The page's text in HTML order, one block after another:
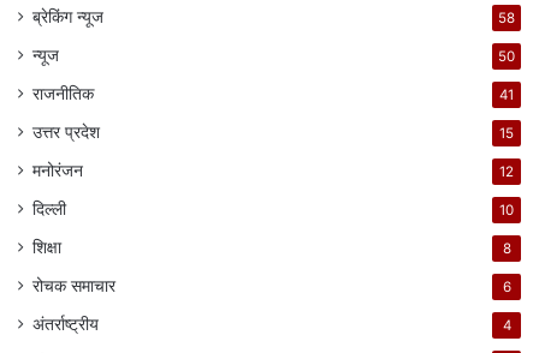
ब्रेकिंग न्यूज 58
न्यूज 50
राजनीतिक 41
उत्तर प्रदेश 15
मनोरंजन 12
दिल्ली 10
शिक्षा 8
रोचक समाचार 6
अंतर्राष्ट्रीय 4